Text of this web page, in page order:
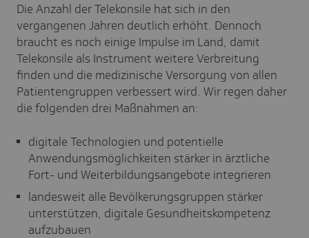
Die Anzahl der Telekonsile hat sich in den
vergangenen Jahren deutlich erhöht. Dennoch
braucht es noch einige Impulse im Land, damit
Telekonsile als Instrument weitere Verbreitung
finden und die medizinische Versorgung von allen
Patientengruppen verbessert wird. Wir regen daher
die folgenden drei Maßnahmen an:
digitale Technologien und potentielle
Anwendungsmöglichkeiten stärker in ärztliche
Fort- und Weiterbildungsangebote integrieren
landesweit alle Bevölkerungsgruppen stärker
unterstützen, digitale Gesundheitskompetenz
aufzubauen